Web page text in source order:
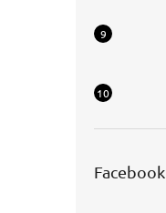
Facebook